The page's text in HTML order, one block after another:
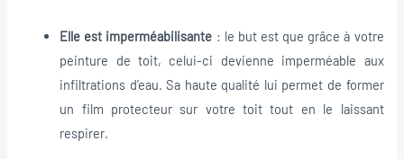
Elle est imperméabilisante : le but est que grâce à votre
peinture de toit, celui-ci devienne imperméable aux
infiltrations d’eau. Sa haute qualité lui permet de former
un film protecteur sur votre toit tout en le laissant
respirer.